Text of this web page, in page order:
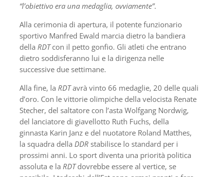
“l’obiettivo era una medaglia, ovviamente”.
Alla cerimonia di apertura, il potente funzionario
sportivo Manfred Ewald marcia dietro la bandiera
della RDTcon il petto gonfio. Gli atleti che entrano
dietro soddisferanno lui e la dirigenza nelle
successive due settimane.
Alla fine, la RDTavrà vinto 66 medaglie, 20 delle quali
d’oro. Con le vittorie olimpiche della velocista Renate
Stecher, del saltatore con l’asta Wolfgang Nordwig,
del lanciatore di giavellotto Ruth Fuchs, della
ginnasta Karin Janz e del nuotatore Roland Matthes,
la squadra della DDR stabilisce lo standard per i
prossimi anni. Lo sport diventa una priorità politica
assoluta e la RDTdovrebbe essere al vertice, se